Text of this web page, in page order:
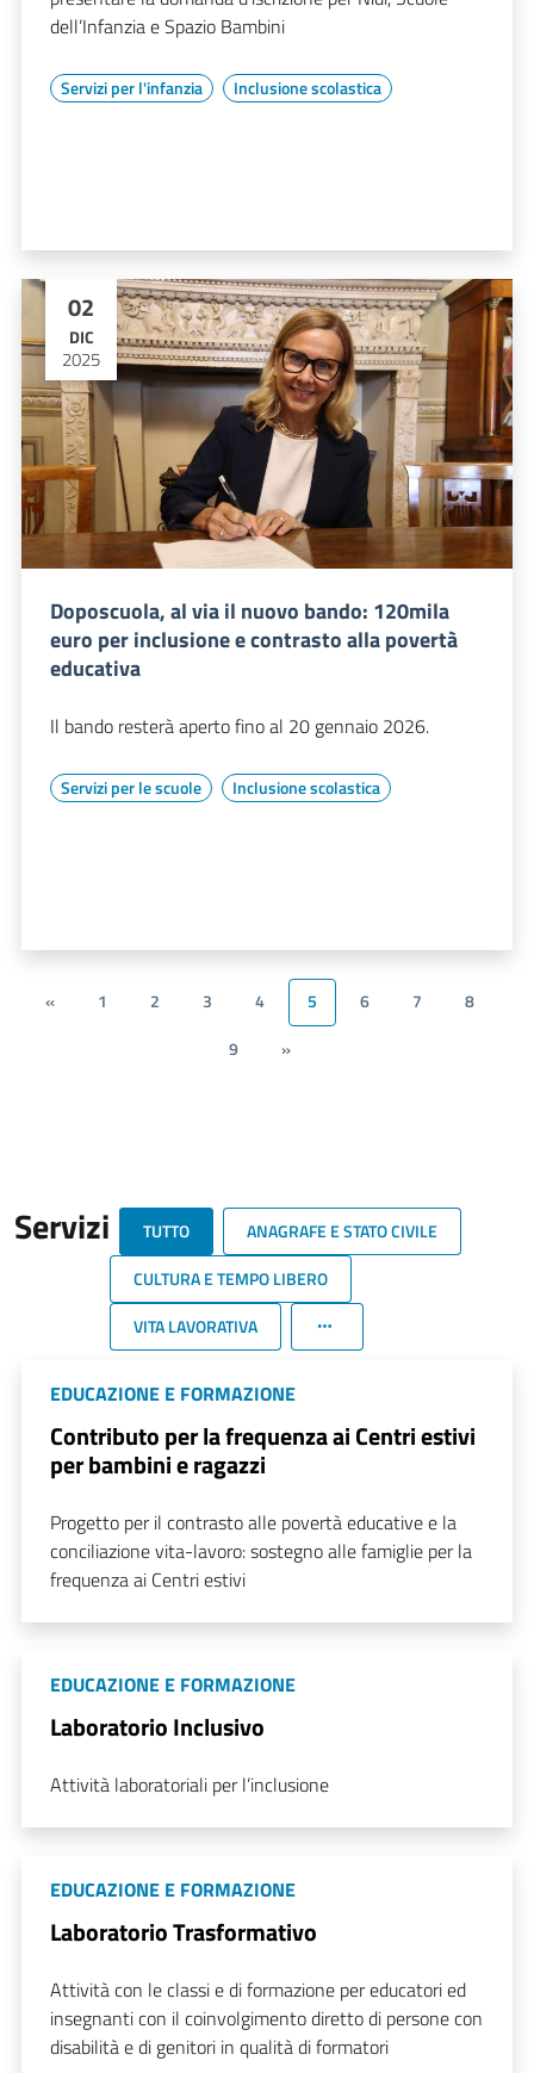
dell’Infanzia e Spazio Bambini
Servizi per l'infanzia Inclusione scolastica
02
DIC
2025
Doposcuola, al via il nuovo bando: 120mila
euro per inclusione e contrasto alla povertà
educativa
Il bando resterà aperto fino al 20 gennaio 2026.
Servizi per le scuole Inclusione scolastica
« 1 2 3 4 5 6 7
8
9
»
Servizi TUTTO
ANAGRAFE E STATO CIVILE
CULTURA E TEMPO LIBERO
VITA LAVORATIVA
EDUCAZIONE E FORMAZIONE
Contributo per la frequenza ai Centri estivi
per bambini e ragazzi
Progetto per il contrasto alle povertà educative e la
conciliazione vita-lavoro: sostegno alle famiglie per la
frequenza ai Centri estivi
EDUCAZIONE E FORMAZIONE
Laboratorio Inclusivo
Attività laboratoriali per l’inclusione
EDUCAZIONE E FORMAZIONE
Laboratorio Trasformativo
Attività con le classi e di formazione per educatori ed
insegnanti con il coinvolgimento diretto di persone con
disabilità e di genitori in qualità di formatori